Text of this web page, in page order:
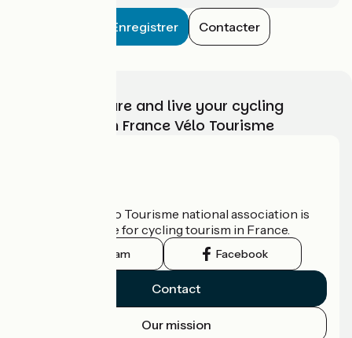
Enregistrer Contacter
Choose, prepare and live your cycling
adventure with France Vélo Tourisme
The France Vélo Tourisme national association is
the official guide for cycling tourism in France.
Instagram Facebook
Contact
Our mission